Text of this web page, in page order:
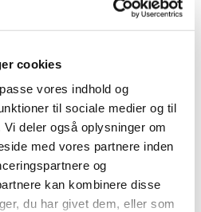
cookies
vores indhold og
til sociale medier og til
deler også oplysninger om
med vores partnere inden
og
kan kombinere disse
du har givet dem, eller som
og
i Europa samarbejder i et
Medicines Control…
Sundhedsstyrelsens